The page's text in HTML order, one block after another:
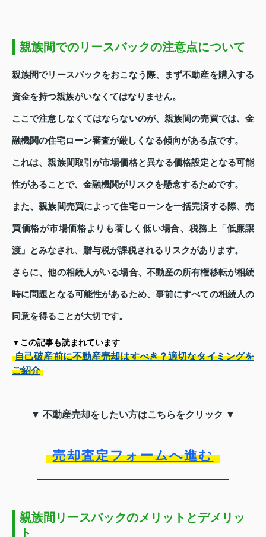
親族間でのリースバックの注意点について
親族間でリースバックをおこなう際、まず不動産を購入する
資金を持つ親族がいなくてはなりません。
ここで注意しなくてはならないのが、親族間の売買では、金
融機関の住宅ローン審査が厳しくなる傾向がある点です。
これは、親族間取引が市場価格と異なる価格設定となる可能
性があることで、金融機関がリスクを懸念するためです。
また、親族間売買によって住宅ローンを一括完済する際、売
買価格が市場価格よりも著しく低い場合、税務上「低廉譲
渡」とみなされ、贈与税が課税されるリスクがあります。
さらに、他の相続人がいる場合、不動産の所有権移転が相続
時に問題となる可能性があるため、事前にすべての相続人の
同意を得ることが大切です。
▼この記事も読まれています
自己破産前に不動産売却はすべき？適切なタイミングを
ご紹介
▼ 不動産売却をしたい方はこちらをクリック ▼
売却査定フォームへ進む
親族間リースバックのメリットとデメリッ
ト